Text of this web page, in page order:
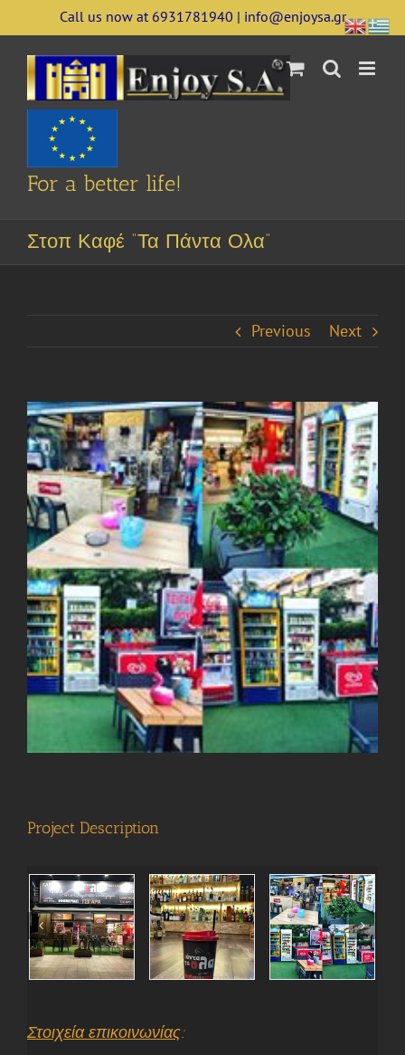
to
content
Call us now at 6931781940 | info@enjoysa.gr
For a better life!
Στοπ Καφέ “Τα Πάντα Ολα”
Previous Next
View
Larger
Image
Project Description
Στοιχεία επικοινωνίας: